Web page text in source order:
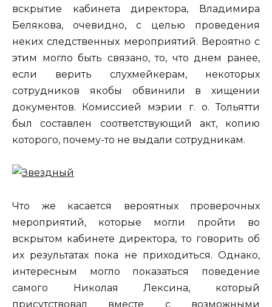
вскрытие кабинета директора, Владимира
Белякова, очевидно, с целью проведения
неких следственных мероприятий. Вероятно с
этим могло быть связано, то, что днем ранее,
если верить слухмейкерам, некоторых
сотрудников якобы обвинили в хищении
документов. Комиссией мэрии г. о. Тольятти
был составлен соответствующий акт, копию
которого, почему-то не выдали сотрудникам.
Что же касается вероятных проверочных
мероприятий, которые могли пройти во
вскрытом кабинете директора, то говорить об
их результатах пока не приходиться. Однако,
интересным могло показаться поведение
самого Николая Лексина, который
присутствовал вместе с возможными